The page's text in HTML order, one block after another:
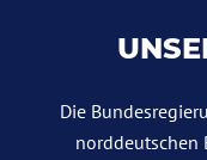
Die
norddeutschen